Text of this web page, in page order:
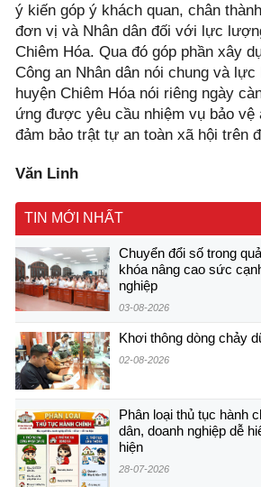
ý kiến góp ý khách quan, chân
đơn vị và Nhân dân đối với lực
Chiêm Hóa. Qua đó góp phần xây
Công an Nhân dân nói chung và
huyện Chiêm Hóa nói riêng ngày
ứng được yêu cầu nhiệm vụ bảo vệ
đảm bảo trật tự an toàn xã hội trên
Văn Linh
TIN MỚI NHẤT
Chuyển đổi số trong
khóa nâng cao sức
nghiệp
03-08-2026
Khơi thông dòng chảy
02-08-2026
Phân loại thủ tục hành
dân, doanh nghiệp dễ
hiện
28-07-2026